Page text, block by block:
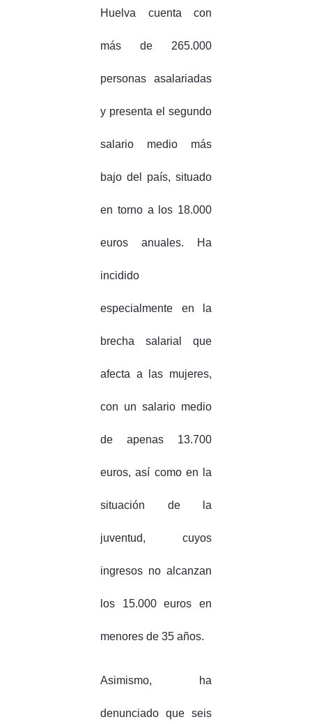
Huelva cuenta con
más de 265.000
personas asalariadas
y presenta el segundo
salario medio más
bajo del país, situado
en torno a los 18.000
euros anuales. Ha
incidido
especialmente en la
brecha salarial que
afecta a las mujeres,
con un salario medio
de apenas 13.700
euros, así como en la
situación de la
juventud, cuyos
ingresos no alcanzan
los 15.000 euros en
menores de 35 años.
Asimismo, ha
denunciado que seis